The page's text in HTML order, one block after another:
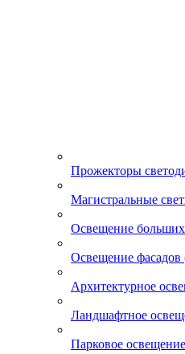
Прожекторы
Магистральные
Освещение больших
Освещение фасадов
Архитектурное
Ландшафтное
Парковое